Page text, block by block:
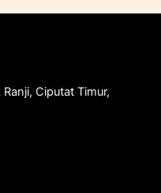
Ciputat Timur,